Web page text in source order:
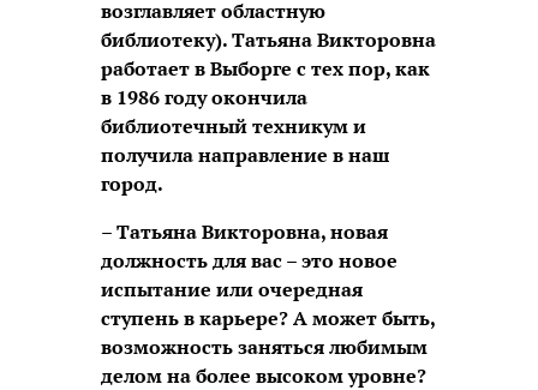
возглавляет областную
библиотеку). Татьяна Викторовна
работает в Выборге с тех пор, как
в 1986 году окончила
библиотечный техникум и
получила направление в наш
город.
– Татьяна Викторовна, новая
должность для вас – это новое
испытание или очередная
ступень в карьере? А может быть,
возможность заняться любимым
делом на более высоком уровне?